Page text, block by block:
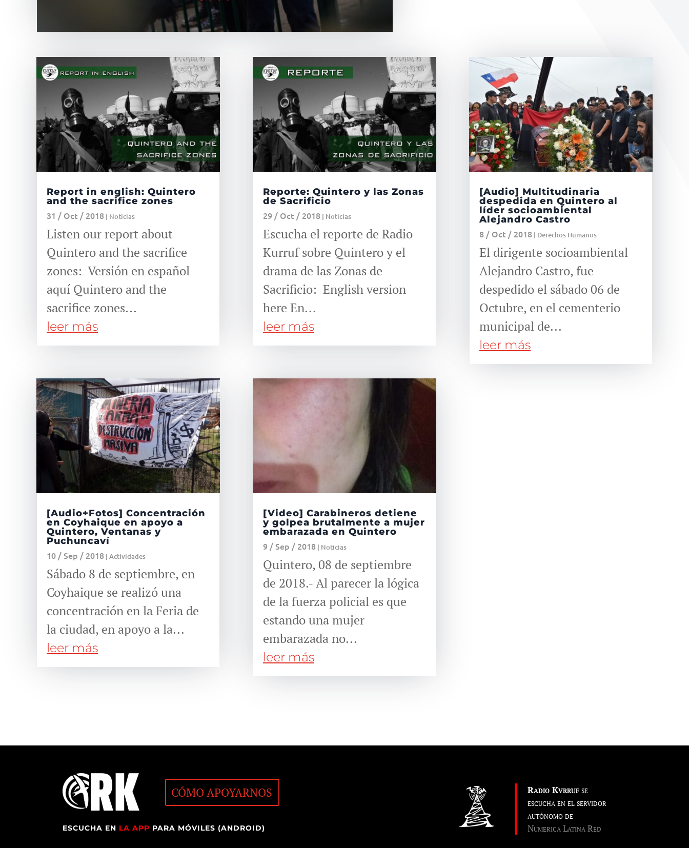
Report in english: Quintero
and the sacrifice zones
31 / Oct / 2018 | Noticias
Listen our report about
Quintero and the sacrifice
zones: Versión en español
aquí Quintero and the
sacrifice zones...
leer más
[Audio+Fotos] Concentración
en Coyhaique en apoyo a
Quintero, Ventanas y
Puchuncaví
10 / Sep / 2018 | Actividades
Sábado 8 de septiembre, en
Coyhaique se realizó una
concentración en la Feria de
la ciudad, en apoyo a la...
leer más
Reporte: Quintero y las Zonas
de Sacrificio
29 / Oct / 2018 | Noticias
Escucha el reporte de Radio
Kurruf sobre Quintero y el
drama de las Zonas de
Sacrificio: English version
here En...
leer más
[Video] Carabineros detiene
y golpea brutalmente a mujer
embarazada en Quintero
9 / Sep / 2018 | Noticias
Quintero, 08 de septiembre
de 2018.- Al parecer la lógica
de la fuerza policial es que
estando una mujer
embarazada no...
leer más
[Audio] Multitudinaria
despedida en Quintero al
líder socioambiental
Alejandro Castro
8 / Oct / 2018 | Derechos Humanos
El dirigente socioambiental
Alejandro Castro, fue
despedido el sábado 06 de
Octubre, en el cementerio
municipal de...
leer más
CÓMO APOYARNOS
ESCUCHA EN LA APP PARA MÓVILES (ANDROID)
Radio Kvrrufse
escucha en el servidor
autónomo de
Numerica Latina Red